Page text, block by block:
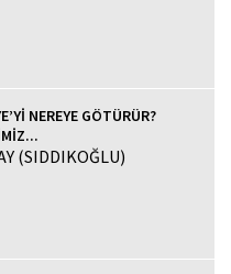
NEREYE GÖTÜRÜR?
(SIDDIKOĞLU)